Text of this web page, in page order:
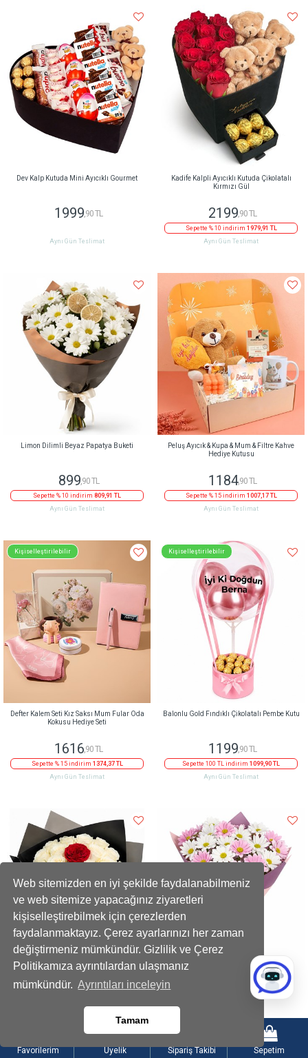
Web sitemizden en iyi şekilde faydalanabilmeniz
ve web sitemize yapacağınız ziyaretleri
kişiselleştirebilmek için çerezlerden
faydalanmaktayız. Çerez ayarlarınızı her zaman
değiştirmeniz mümkündür. Gizlilik ve Çerez
Politikamıza ayrıntılardan ulaşmanız
mümkündür. Ayrıntıları inceleyin
Tamam
Dev Kalp Kutuda Mini Ayıcıklı Gourmet
1999 ,90 TL
Aynı Gün Teslimat
Kadife Kalpli Ayıcıklı Kutuda Çikolatalı
Kırmızı Gül
2199 ,90 TL
Sepette % 10 indirim 1979,91 TL
Aynı Gün Teslimat
Limon Dilimli Beyaz Papatya Buketi
899,90 TL
Sepette % 10 indirim 809,91 TL
Aynı Gün Teslimat
Peluş Ayıcık & Kupa & Mum & Filtre Kahve
Hediye Kutusu
1184,90 TL
Sepette % 15 indirim 1007,17 TL
Aynı Gün Teslimat
Kişiselleştirilebilir
Defter Kalem Seti Kız Saksı Mum Fular Oda
Kokusu Hediye Seti
1616 ,90 TL
Sepette % 15 indirim 1374,37 TL
Aynı Gün Teslimat
Kişiselleştirilebilir
Balonlu Gold Fındıklı Çikolatalı Pembe Kutu
1199 ,90 TL
Sepette 100 TL indirim 1099,90 TL
Aynı Gün Teslimat
Premium Beyaz Kırmızı Gül Buketi
Sepette % 10 indirim
Beyaz ve Pembe Papatya Karışık Buket
809,91 TL
Favorilerim Üyelik Sipariş Takibi Sepetim